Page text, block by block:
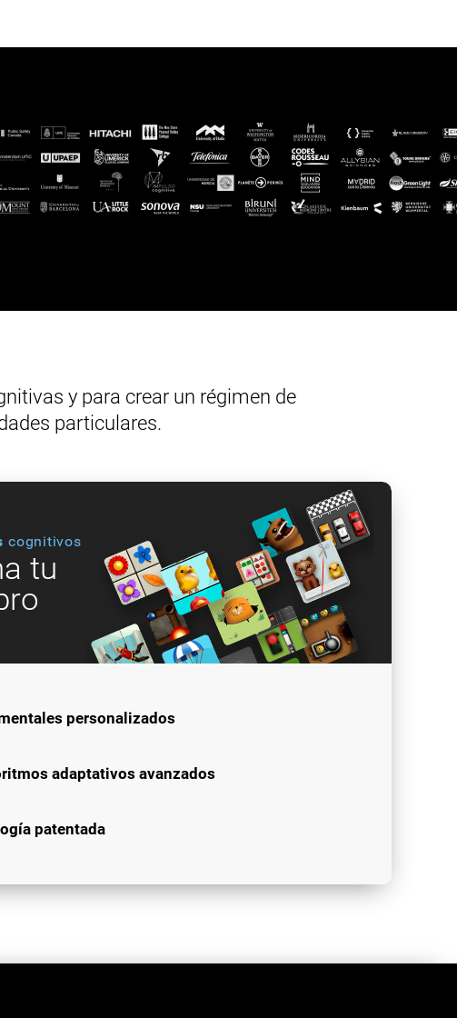
y para crear un régimen de
particulares.
cognitivos
tu
personalizados
adaptativos avanzados
patentada